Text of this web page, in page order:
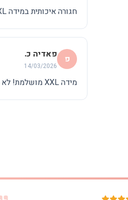
חגורה איכותית במידה XXL. תומכת מעולה בבטן ובגב. ממליצה!
פ פאדיה כ.
14/03/2026
מידה XXL מושלמת! לא לוחצת ועוזרת המון עם כאבי גב.